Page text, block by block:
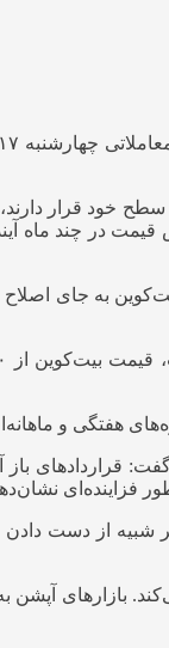
قیمت در چند
به جای
بازارهای